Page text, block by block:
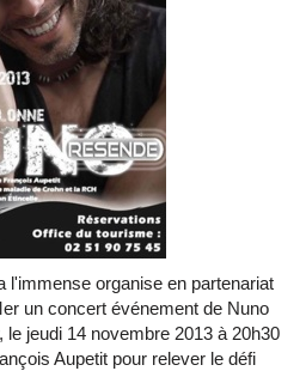
l'immense organise en partenariat
un concert événement de Nuno
jeudi 14 novembre 2013 à 20h30
Aupetit pour relever le défi